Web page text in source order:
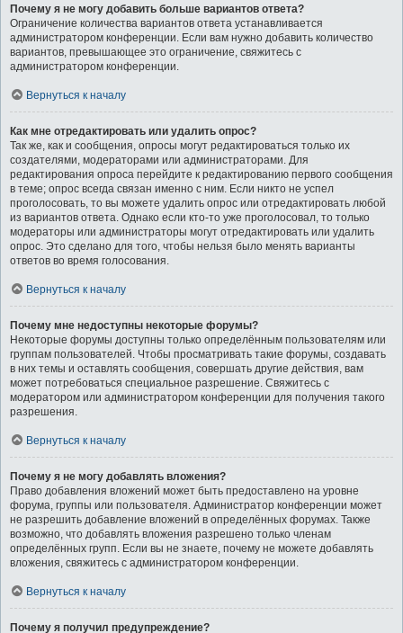
Почему я не могу добавить больше вариантов ответа?
Ограничение количества вариантов ответа устанавливается
администратором конференции. Если вам нужно добавить количество
вариантов, превышающее это ограничение, свяжитесь с
администратором конференции.
Вернуться к началу
Как мне отредактировать или удалить опрос?
Так же, как и сообщения, опросы могут редактироваться только их
создателями, модераторами или администраторами. Для
редактирования опроса перейдите к редактированию первого сообщения
в теме; опрос всегда связан именно с ним. Если никто не успел
проголосовать, то вы можете удалить опрос или отредактировать любой
из вариантов ответа. Однако если кто-то уже проголосовал, то только
модераторы или администраторы могут отредактировать или удалить
опрос. Это сделано для того, чтобы нельзя было менять варианты
ответов во время голосования.
Вернуться к началу
Почему мне недоступны некоторые форумы?
Некоторые форумы доступны только определённым пользователям или
группам пользователей. Чтобы просматривать такие форумы, создавать
в них темы и оставлять сообщения, совершать другие действия, вам
может потребоваться специальное разрешение. Свяжитесь с
модератором или администратором конференции для получения такого
разрешения.
Вернуться к началу
Почему я не могу добавлять вложения?
Право добавления вложений может быть предоставлено на уровне
форума, группы или пользователя. Администратор конференции может
не разрешить добавление вложений в определённых форумах. Также
возможно, что добавлять вложения разрешено только членам
определённых групп. Если вы не знаете, почему не можете добавлять
вложения, свяжитесь с администратором конференции.
Вернуться к началу
Почему я получил предупреждение?